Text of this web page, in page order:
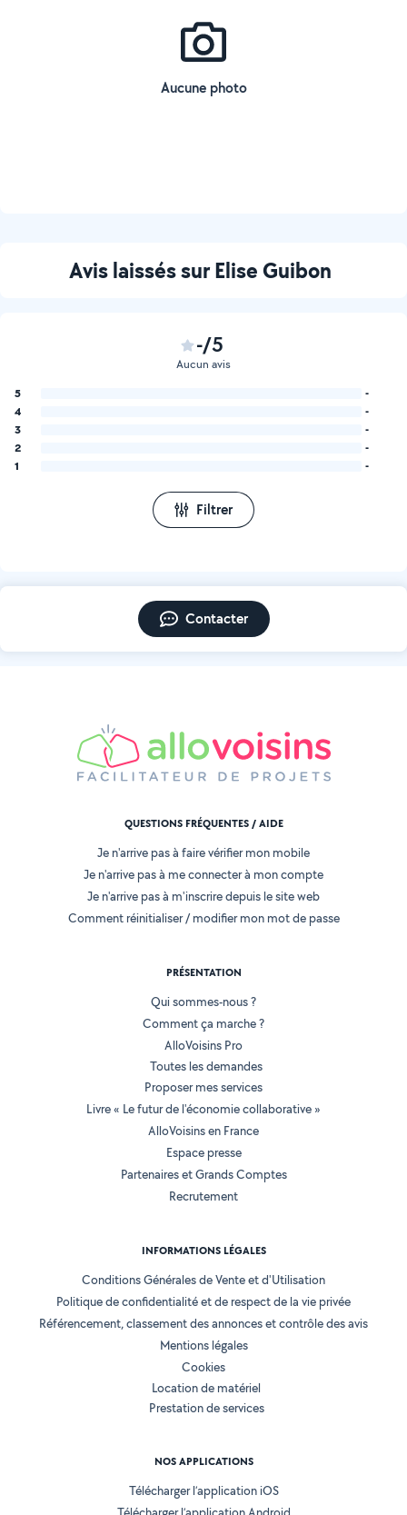
Aucune photo
Avis laissés sur Elise Guibon
-/5
Aucun avis
5
-
4
-
3
-
2
-
1
-
Filtrer
Contacter
QUESTIONS FRÉQUENTES / AIDE
Je n'arrive pas à faire vérifier mon mobile
Je n'arrive pas à me connecter à mon compte
Je n'arrive pas à m'inscrire depuis le site web
Comment réinitialiser / modifier mon mot de passe
PRÉSENTATION
Qui sommes-nous ?
Comment ça marche ?
AlloVoisins Pro
Toutes les demandes
Proposer mes services
Livre « Le futur de l'économie collaborative »
AlloVoisins en France
Espace presse
Partenaires et Grands Comptes
Recrutement
INFORMATIONS LÉGALES
Conditions Générales de Vente et d'Utilisation
Politique de confidentialité et de respect de la vie privée
Référencement, classement des annonces et contrôle des avis
Mentions légales
Cookies
Location de matériel
Prestation de services
NOS APPLICATIONS
Télécharger l’application iOS